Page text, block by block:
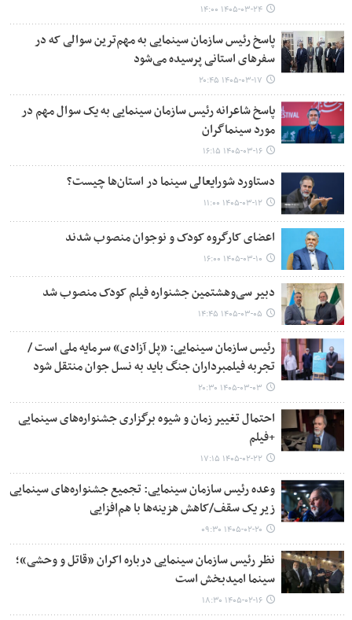
۱۴۰۵-۰۳-۲۴ ۱۴:۰۰
پاسخ رئیس سازمان سینمایی به مهم‌ترین سوالی که در
سفرهای استانی پرسیده می‌شود
۱۴۰۵-۰۳-۱۷ ۲۰:۴۵
پاسخ شاعرانه رئیس سازمان سینمایی به یک سوال مهم در
مورد سینماگران
۱۴۰۵-۰۳-۱۶ ۱۶:۱۵
دستاورد شورایعالی سینما در استان‌ها چیست؟
۱۴۰۵-۰۳-۱۲ ۱۱:۰۰
اعضای کارگروه کودک و نوجوان منصوب شدند
۱۴۰۵-۰۳-۱۰ ۱۶:۰۰
دبیر سی‌وهشتمین جشنواره فیلم‌ کودک منصوب شد
۱۴۰۵-۰۳-۰۵ ۱۴:۴۵
رئیس سازمان سینمایی: «پل آزادی» سرمایه ملی است /
تجربه فیلمبرداران جنگ باید به نسل جوان منتقل شود
۱۴۰۵-۰۳-۰۳ ۲۰:۳۰
احتمال تغییر زمان و شیوه برگزاری جشنواره‌های سینمایی
+فیلم
۱۴۰۵-۰۲-۲۲ ۱۷:۱۵
وعده رئیس سازمان سینمایی: تجمیع جشنواره‌های سینمایی
زیر یک سقف/کاهش هزینه‌ها با هم‌افزایی
۱۴۰۵-۰۲-۲۰ ۰۹:۳۰
نظر رئیس سازمان سینمایی درباره اکران «قاتل و وحشی»؛
سینما امیدبخش است
۱۴۰۵-۰۲-۱۶ ۱۸:۳۰